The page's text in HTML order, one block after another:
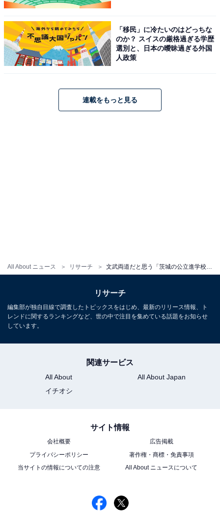
All About ニュース リサーチ 文武両道だと思う「茨城の公立進学校」ランキング！ 2位「土浦第一高等学校」を抑えた1位は？
「移民」に冷たいのはどっちな
のか？ スイスの厳格過ぎる学歴
選別と、日本の曖昧過ぎる外国
人政策
連載をもっと見る
リサーチ
編集部が独自目線で調査したトピックスをはじめ、最新のリリース情報、ト
レンドに関するランキングなど、世の中で注目を集めている話題をお知らせ
しています。
関連サービス
All About
All About Japan
イチオシ
サイト情報
会社概要
広告掲載
プライバシーポリシー
著作権・商標・免責事項
当サイトの情報についての注意
All About ニュースについて